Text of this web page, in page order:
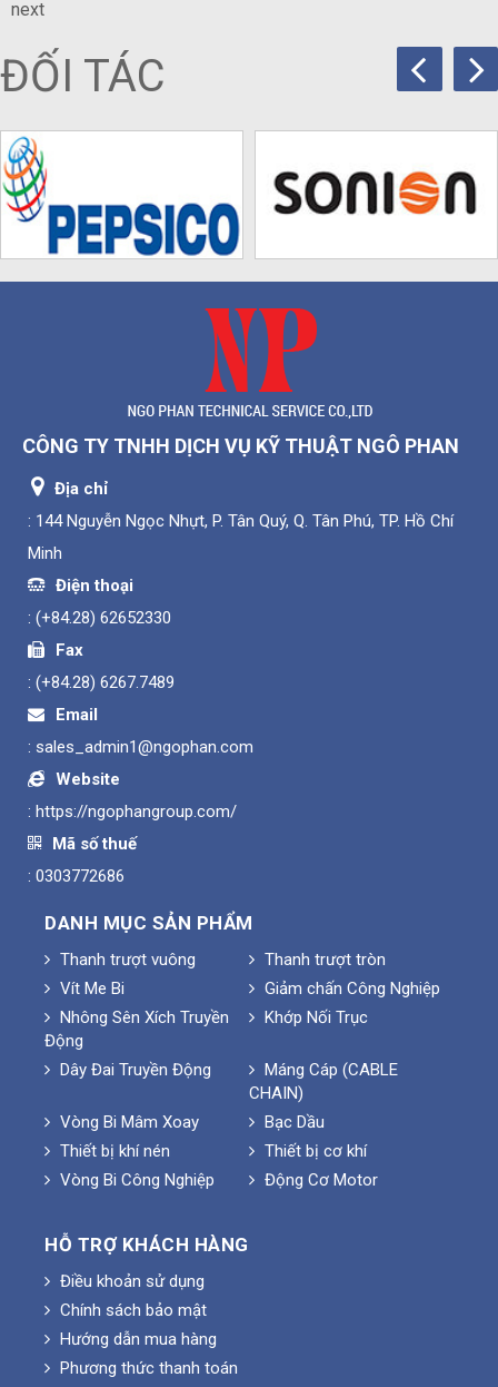
next
ĐỐI TÁC
CÔNG TY TNHH DỊCH VỤ KỸ THUẬT NGÔ PHAN
Địa chỉ
: 144 Nguyễn Ngọc Nhựt, P. Tân Quý, Q. Tân Phú, TP. Hồ Chí
Minh
Điện thoại
: (+84.28) 62652330
Fax
: (+84.28) 6267.7489
Email
: sales_admin1@ngophan.com
Website
: https://ngophangroup.com/
Mã số thuế
: 0303772686
DANH MỤC SẢN PHẨM
Thanh trượt vuông
Thanh trượt tròn
Vít Me Bi
Giảm chấn Công Nghiệp
Nhông Sên Xích Truyền
Động
Khớp Nối Trục
Dây Đai Truyền Động
Máng Cáp (CABLE
CHAIN)
Vòng Bi Mâm Xoay
Bạc Dầu
Thiết bị khí nén
Thiết bị cơ khí
Vòng Bi Công Nghiệp
Động Cơ Motor
HỖ TRỢ KHÁCH HÀNG
Điều khoản sử dụng
Chính sách bảo mật
Hướng dẫn mua hàng
Phương thức thanh toán